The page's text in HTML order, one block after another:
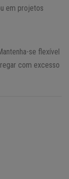
em projetos
se flexível
com excesso